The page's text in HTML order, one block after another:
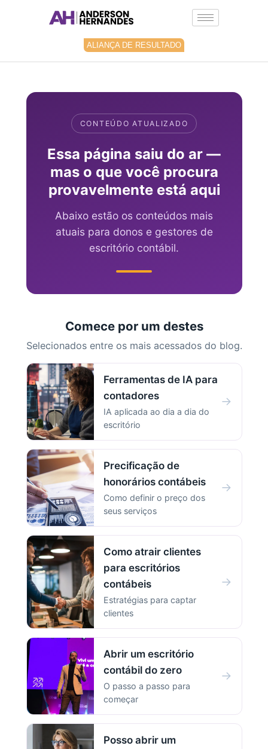
ALIANÇA DE RESULTADO
CONTEÚDO ATUALIZADO
Essa página saiu do ar —
mas o que você procura
provavelmente está aqui
Abaixo estão os conteúdos mais
atuais para donos e gestores de
escritório contábil.
Comece por um destes
Selecionados entre os mais acessados do blog.
Ferramentas de IA para
contadores
IA aplicada ao dia a dia do
escritório
→
Precificação de
honorários contábeis
Como definir o preço dos
seus serviços
→
Como atrair clientes
para escritórios
contábeis
Estratégias para captar
clientes
→
Abrir um escritório
contábil do zero
O passo a passo para
começar
→
Posso abrir um